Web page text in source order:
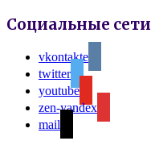
Социальные сети
vkontakte
twitter
youtube
zen-yandex
mail